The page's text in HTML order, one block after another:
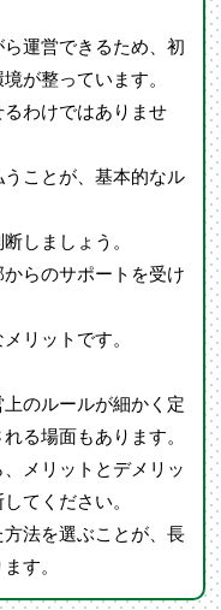
運営できるため、初
が整っています。
わけではありませ
ことが、基本的なル
しましょう。
らのサポートを受け
リットです。
のルールが細かく定
る場面もあります。
メリットとデメリッ
てください。
法を選ぶことが、長
す。